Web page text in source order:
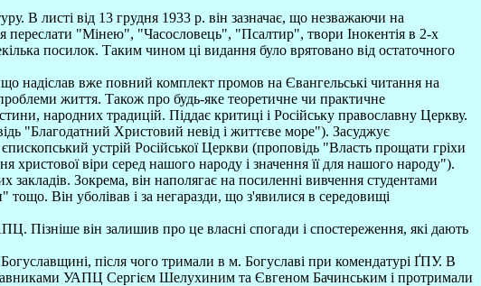
В листі від 13 грудня 1933 р. він зазначає, що незважаючи на
переслати "Мінею", "Часословець", "Псалтир", твори Інокентія в 2-х
посилок. Таким чином ці видання було врятовано від остаточного
надіслав вже повний комплект промов на Євангельські читання на
проблеми життя. Також про будь-яке теоретичне чи практичне
народних традицій. Піддає критиці і Російську православну Церкву.
"Благодатний Христовий невід і життєве море"). Засуджує
устрій Російської Церкви (проповідь "Власть прощати гріхи
віри серед нашого народу і значення її для нашого народу").
Зокрема, він наполягає на посиленні вивчення студентами
тощо. Він уболівав і за негаразди, що з'явилися в середовищі
Пізніше він залишив про це власні спогади і спостереження, які дають
після чого тримали в м. Богуславі при комендатурі ҐПУ. В
УАПЦ Сергієм Шелухиним та Євгеном Бачинським і протримали